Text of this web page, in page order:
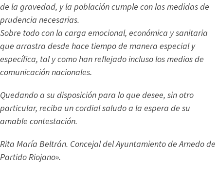
de la gravedad, y la población cumple con las medidas de
prudencia necesarias.
Sobre todo con la carga emocional, económica y sanitaria
que arrastra desde hace tiempo de manera especial y
específica, tal y como han reflejado incluso los medios de
comunicación nacionales.
Quedando a su disposición para lo que desee, sin otro
particular, reciba un cordial saludo a la espera de su
amable contestación.
Rita María Beltrán. Concejal del Ayuntamiento de Arnedo de
Partido Riojano».